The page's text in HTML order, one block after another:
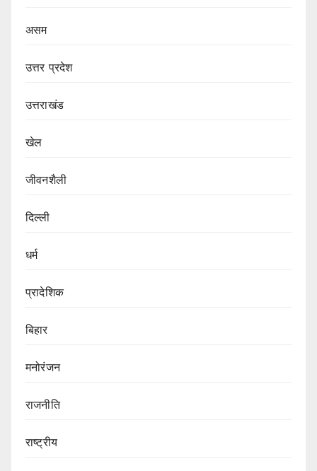
असम
उत्तर प्रदेश
उत्तराखंड
खेल
जीवनशैली
दिल्ली
धर्म
प्रादेशिक
बिहार
मनोरंजन
राजनीति
राष्ट्रीय